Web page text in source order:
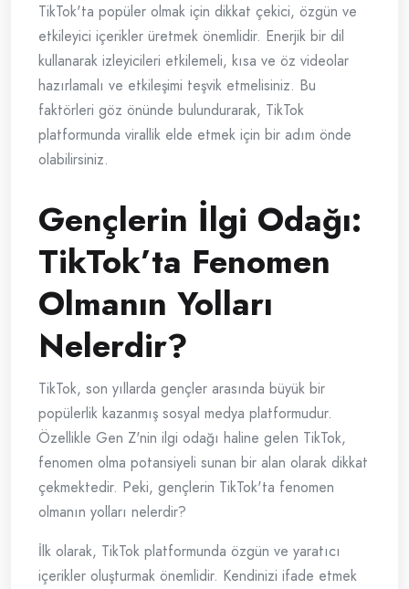
TikTok'ta popüler olmak için dikkat çekici, özgün ve
etkileyici içerikler üretmek önemlidir. Enerjik bir dil
kullanarak izleyicileri etkilemeli, kısa ve öz videolar
hazırlamalı ve etkileşimi teşvik etmelisiniz. Bu
faktörleri göz önünde bulundurarak, TikTok
platformunda virallik elde etmek için bir adım önde
olabilirsiniz.
Gençlerin İlgi Odağı:
TikTok’ta Fenomen
Olmanın Yolları
Nelerdir?
TikTok, son yıllarda gençler arasında büyük bir
popülerlik kazanmış sosyal medya platformudur.
Özellikle Gen Z'nin ilgi odağı haline gelen TikTok,
fenomen olma potansiyeli sunan bir alan olarak dikkat
çekmektedir. Peki, gençlerin TikTok'ta fenomen
olmanın yolları nelerdir?
İlk olarak, TikTok platformunda özgün ve yaratıcı
içerikler oluşturmak önemlidir. Kendinizi ifade etmek